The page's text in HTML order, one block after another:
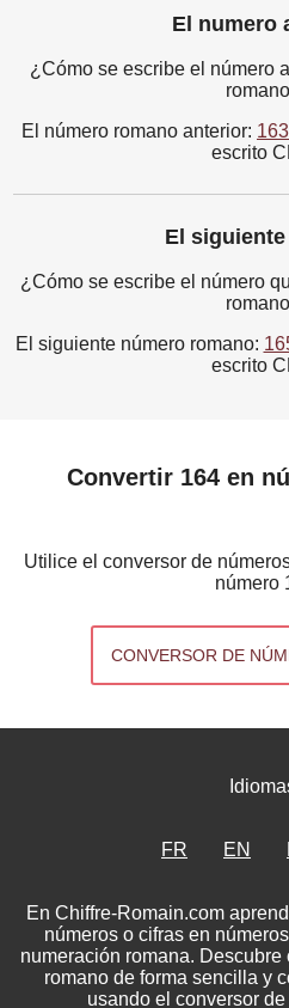
El numero
¿Cómo se escribe el número
El número romano anterior:
escrito
El
¿Cómo se escribe el número
El siguiente número romano:
escrito
Convertir 164 en
Utilice el conversor de
número
CONVERSOR DE
FR EN
En Chiffre-Romain.com
números o cifras en
numeración romana.
romano de forma sencilla y
usando el conversor